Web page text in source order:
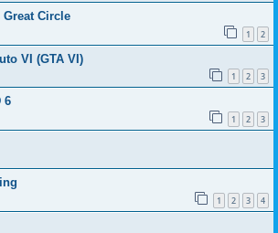
Great Circle
1 2
VI (GTA VI)
1 2 3
6
1 2 3
1 2 3 4